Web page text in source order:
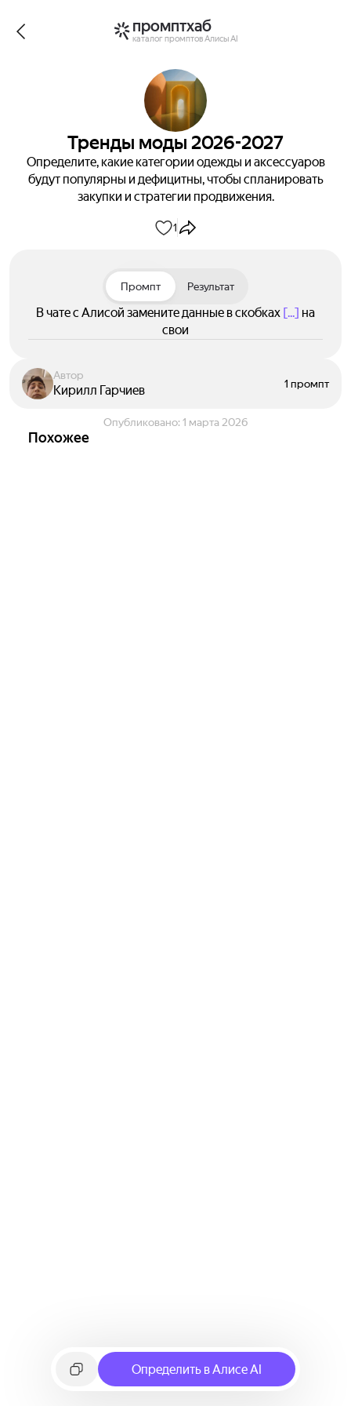
промптхаб
каталог промптов Алисы AI
Тренды моды 2026-2027
Определите, какие категории одежды и аксессуаров
будут популярны и дефицитны, чтобы спланировать
закупки и стратегии продвижения.
1
Промпт Результат
В чате с Алисой замените данные в скобках [...] на
свои
Автор
Кирилл Гарчиев 1 промпт
Опубликовано: 1 марта 2026
Похожее
Определить в Алисе AI